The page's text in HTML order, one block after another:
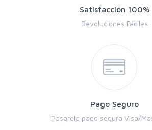
Satisfacción 100%
Devoluciones Fáciles
Pago Seguro
Pasarela pago segura Visa/